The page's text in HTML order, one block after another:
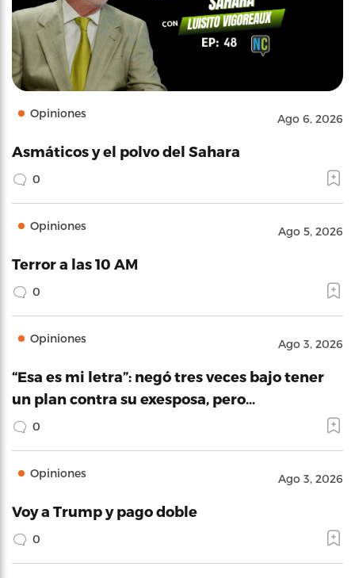
Opiniones Ago 6, 2026
Asmáticos y el polvo del Sahara
0
Opiniones Ago 5, 2026
Terror a las 10 AM
0
Opiniones Ago 3, 2026
“Esa es mi letra”: negó tres veces bajo tener
un plan contra su exesposa, pero…
0
Opiniones Ago 3, 2026
Voy a Trump y pago doble
0